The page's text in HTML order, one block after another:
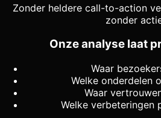
Zonder heldere call-to-action
zonder
Onze analyse laat
Waar
Welke onderdelen
Waar
Welke verbeteringen